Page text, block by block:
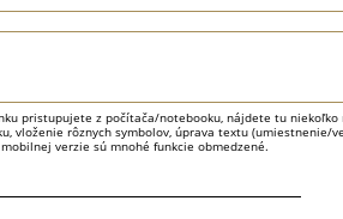
pristupujete z počítača/notebooku, nájdete tu niekoľko
vloženie rôznych symbolov, úprava textu (umiestnenie/
mobilnej verzie sú mnohé funkcie obmedzené.